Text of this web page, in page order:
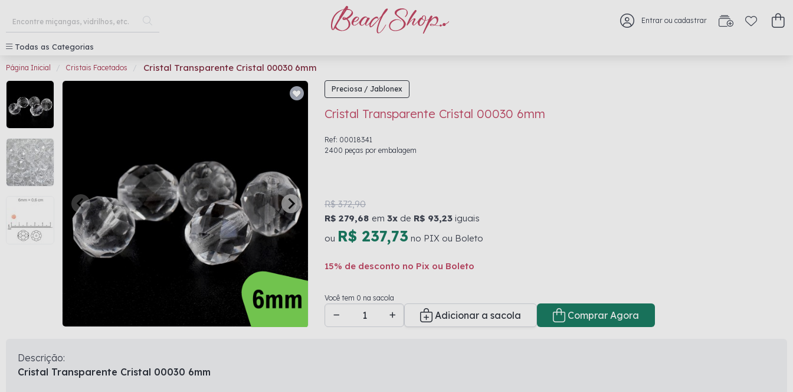
Entrar ou cadastrar
Todas as Categorias
Página Inicial Cristais Facetados Cristal Transparente Cristal 00030 6mm
Preciosa / Jablonex
Cristal Transparente Cristal 00030 6mm
Ref: 00018341
2400 peças por embalagem
R$ 372,90
R$ 279,68 em 3x de R$ 93,23 iguais
ou R$ 237,73 no PIX ou Boleto
15% de desconto no Pix ou Boleto
Você tem 0 na sacola
Adicionar a sacola
Comprar Agora
Descrição:
Cristal Transparente Cristal 00030 6mm